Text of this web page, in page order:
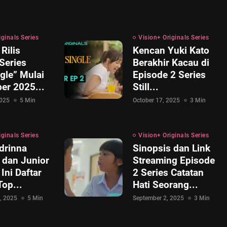
Series
Mulai
2025...
5 Min
Vision+ Originals Series
Kencan Yuki Kato
Berakhir Kacau di
Episode 2 Series
Still...
October 17, 2025 3 Min
Series
Junior
Daftar
2025 5 Min
Vision+ Originals Series
Sinopsis dan Link
Streaming Episode
2 Series Catatan
Hati Seorang...
September 2, 2025 3 Min